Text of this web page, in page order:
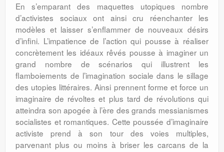
En s’emparant des maquettes utopiques nombre
d’activistes sociaux ont ainsi cru réenchanter les
modèles et laisser s’enflammer de nouveaux désirs
d’infini. L’impatience de l’action qui pousse à réaliser
concrètement les idéaux rêvés pousse à imaginer un
grand nombre de scénarios qui illustrent les
flamboiements de l’imagination sociale dans le sillage
des utopies littéraires. Ainsi prennent forme et force un
imaginaire de révoltes et plus tard de révolutions qui
atteindra son apogée à l’ère des grands messianismes
socialistes et romantiques. Cette poussée d’imaginaire
activiste prend à son tour des voies multiples,
parvenant plus ou moins à briser les carcans de la